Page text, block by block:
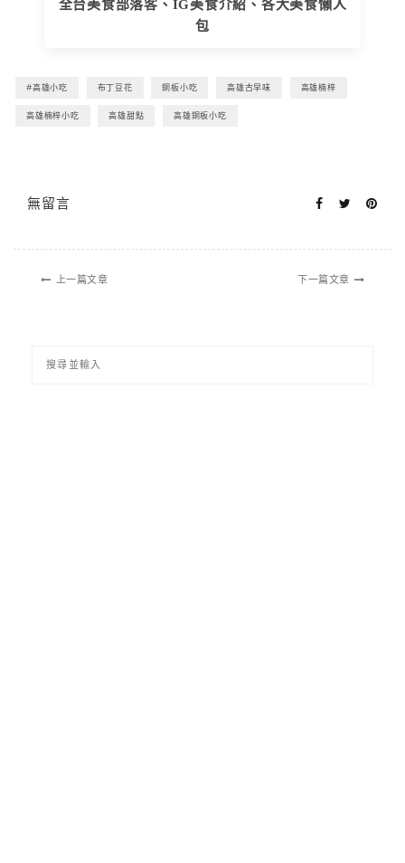
全台美食部落客、IG美食介紹、各大美食懶人
包
#高雄小吃 布丁豆花 銅板小吃 高雄古早味 高雄楠梓
高雄楠梓小吃 高雄甜點 高雄銅板小吃
無留言
上一篇文章 下一篇文章